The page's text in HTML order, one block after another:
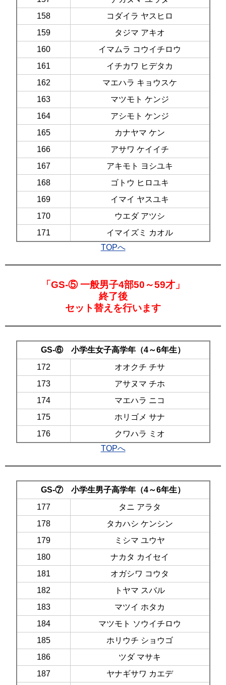
158
コダイラ ヤスヒロ
159
タジマ アキオ
160
イマムラ コウイチロウ
161
イチカワ ヒデタカ
162
マエハラ キョウスケ
163
マツモト ケンジ
164
アシモト ケンジ
165
カナヤマ ケン
166
アサワ ケイイチ
167
アキモト ヨシユキ
168
ゴトウ ヒロユキ
169
イマイ ヤスユキ
170
ウエダ アツシ
171
イマイズミ カオル
TOPへ
「GS-⑤一般男子4部50～59才」
終了後
セット替えを行います
GS-⑥ 小学生女子高学年（4～6年生）
172
オオクチ チサ
173
アサヌマ チホ
174
マエハラ ニコ
175
ホリゴメ サナ
176
クワハラ ミオ
TOPへ
GS-⑦ 小学生男子高学年（4～6年生）
177
タニ アラタ
178
タカハシ ケンシン
179
ミシマ ユウヤ
180
ナカタ カイセイ
181
オガシワ コウタ
182
トヤマ スバル
183
マツイ ホタカ
184
マツモト ソウイチロウ
185
ホリウチ ショウゴ
186
ツダ マサキ
187
ヤナギサワ カエデ